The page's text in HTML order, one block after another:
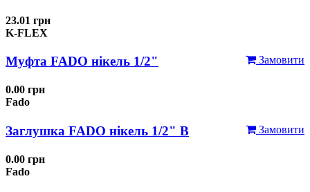
23.01 грн
K-FLEX
Замовити
Муфта FADO нікель 1/2"
0.00 грн
Fado
Замовити
Заглушка FADO нікель 1/2" В
0.00 грн
Fado